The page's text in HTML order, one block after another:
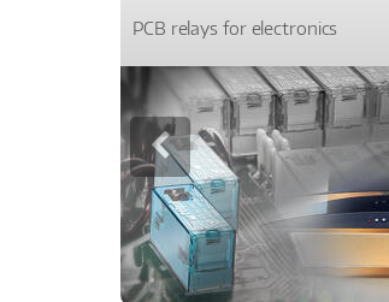
PCB relays for electronics